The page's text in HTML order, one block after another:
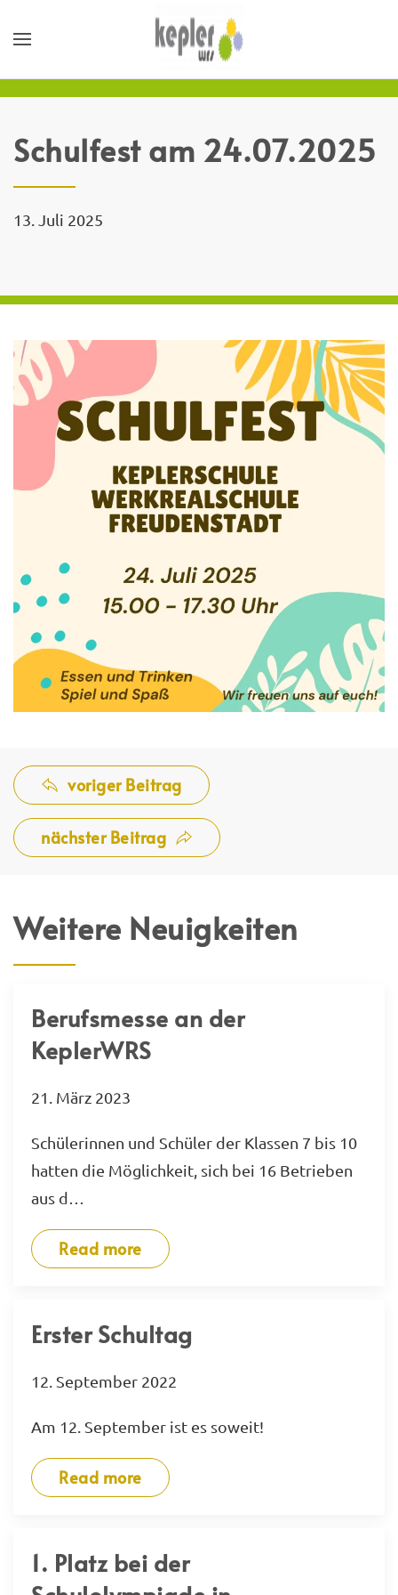
Schulfest am 24.07.2025
13. Juli 2025
voriger Beitrag
nächster Beitrag
Weitere Neuigkeiten
Berufsmesse an der
KeplerWRS
21. März 2023
Schülerinnen und Schüler der Klassen 7 bis 10
hatten die Möglichkeit, sich bei 16 Betrieben
aus d…
Read more
Erster Schultag
12. September 2022
Am 12. September ist es soweit!
Read more
1. Platz bei der